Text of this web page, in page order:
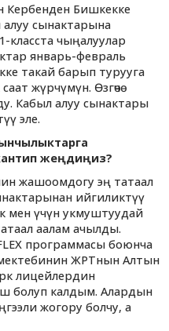
Кербенден Бишкекке
сынактарына
класста чыңалуулар
январь-февраль
такай барып турууга
жүрчүмүн. Өзгөчө
Кабыл алуу сынактары
эле.
жеңдиңиз?
жашоомдогу эң татаал
ийгиликтүү
мен үчүн укмуштуудай
аалам ачылды.
программасы боюнча
ЖРТнын Алтын
лицейлердин
болуп калдым. Алардын
жогору болчу, а